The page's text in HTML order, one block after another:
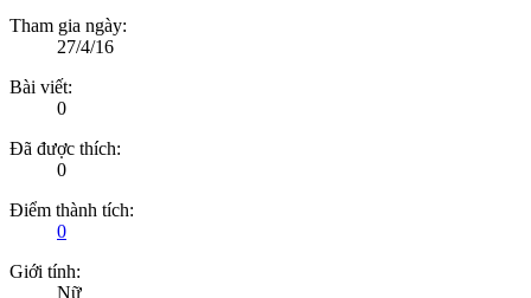
Tham gia ngày:
27/4/16
Bài viết:
0
Đã được thích:
0
Điểm thành tích:
0
Giới tính:
Nữ